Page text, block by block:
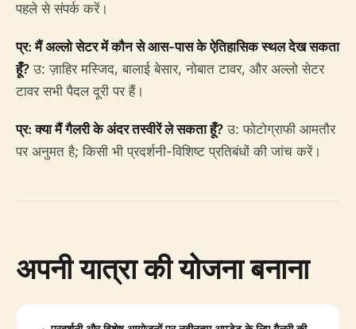
पहले से संपर्क करें।
प्र: मैं अल्लो सेटर में कौन से आस-पास के ऐतिहासिक स्थल देख सकता
हूँ? उ: ज़ाहिर मस्जिद, बालाई बेसार, नोबात टावर, और अल्लो सेटर
टावर सभी पैदल दूरी पर हैं।
प्र: क्या मैं गैलरी के अंदर तस्वीरें ले सकता हूँ? उ: फोटोग्राफी आमतौर
पर अनुमत है; किसी भी प्रदर्शनी-विशिष्ट प्रतिबंधों की जांच करें।
अपनी यात्रा की योजना बनाना